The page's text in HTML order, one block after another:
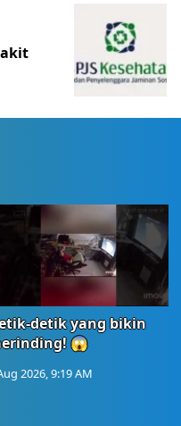
detik yang bikin
😱
2026, 9:19 AM